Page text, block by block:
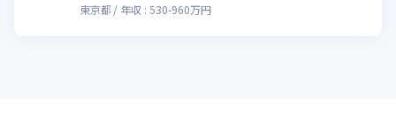
東京都
年収 : 530-960万円